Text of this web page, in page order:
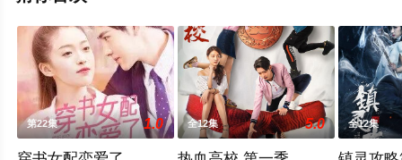
第22集 1.0 全12集 5.0 全12集